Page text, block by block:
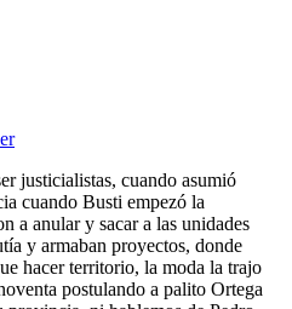
justicialistas, cuando asumió
cuando Busti empezó la
a anular y sacar a las unidades
y armaban proyectos, donde
hacer territorio, la moda la trajo
postulando a palito Ortega